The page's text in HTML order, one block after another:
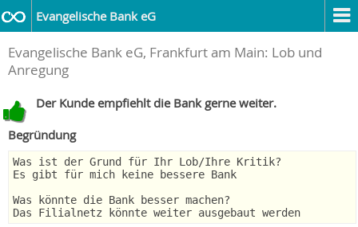
Evangelische Bank eG
Evangelische Bank eG, Frankfurt am Main: Lob und
Anregung
Der Kunde empfiehlt die Bank gerne weiter.
Begründung
Was ist der Grund für Ihr Lob/Ihre Kritik?
Es gibt für mich keine bessere Bank
Was könnte die Bank besser machen?
Das Filialnetz könnte weiter ausgebaut werden